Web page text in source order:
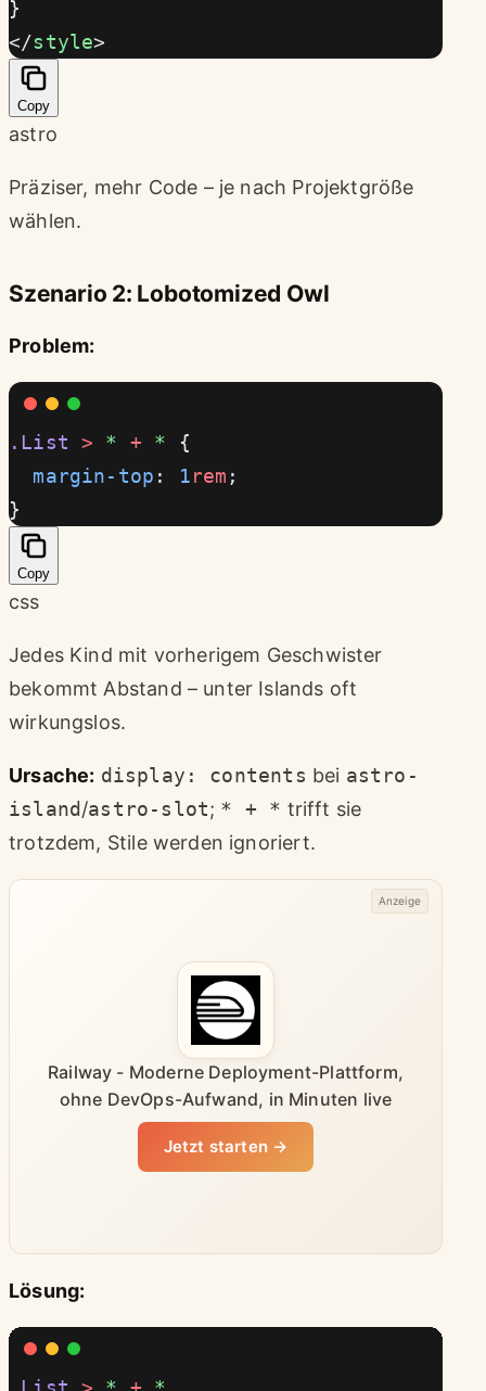
}
</style>
Copy
astro
Präziser, mehr Code – je nach Projektgröße
wählen.
Szenario 2: Lobotomized Owl
Problem:
.List > * + * {
  margin-top
: 1rem ;
}
Copy
css
Jedes Kind mit vorherigem Geschwister
bekommt Abstand – unter Islands oft
wirkungslos.
Ursache: display: contents bei astro-
island/astro-slot; * + * trifft sie
trotzdem, Stile werden ignoriert.
Railway - Moderne Deployment-Plattform,
ohne DevOps-Aufwand, in Minuten live
Jetzt starten →
Anzeige
Lösung: